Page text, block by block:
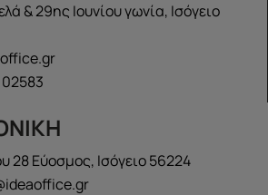
& 29ης Ιουνίου γωνία, Ισόγειο
28 Εύοσμος, Ισόγειο 56224